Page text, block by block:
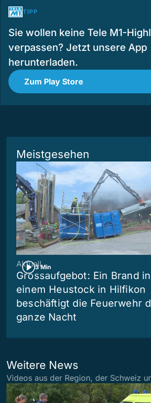
TIPP
Sie wollen keine Tele M1-
verpassen? Jetzt unsere App
herunterladen.
Zum Play Store
Meistgesehen
3 Min
Aktuell
Grossaufgebot: Ein Brand in
einem Heustock in Hilfikon
beschäftigt die Feuerwehr
ganze Nacht
Weitere News
Videos aus der Region, der Schweiz